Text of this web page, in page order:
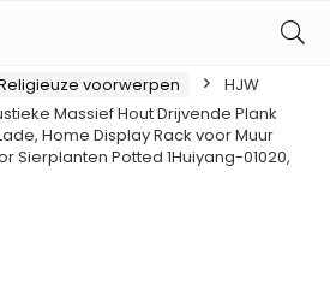
voorwerpen
HJW
Massief Hout Drijvende Plank
Home Display Rack voor Muur
Sierplanten Potted 1Huiyang-01020,